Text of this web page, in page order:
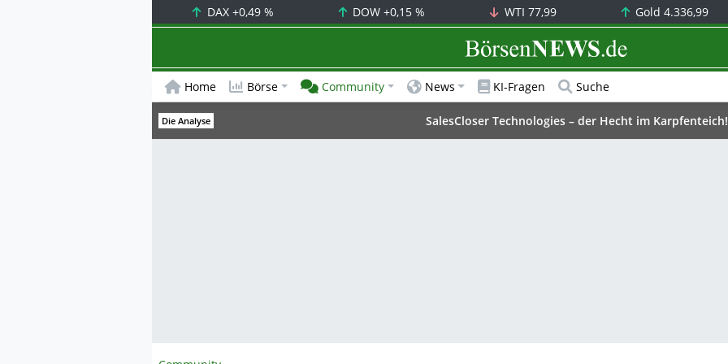
DAX +0,49 % DOW+0,15 % WTI 77,99 Gold4.336,99
BörsenNEWS.de
Home Börse Community News KI-Fragen Suche
Die Analyse SalesCloser Technologies – der Hecht im Karpfenteich!